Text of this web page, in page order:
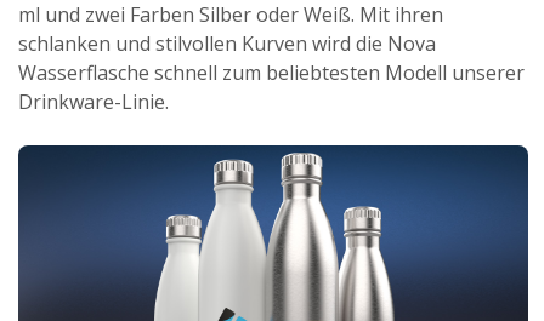
ml und zwei Farben Silber oder Weiß. Mit ihren
schlanken und stilvollen Kurven wird die Nova
Wasserflasche schnell zum beliebtesten Modell unserer
Drinkware-Linie.